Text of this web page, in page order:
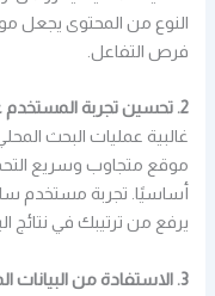
النوع من المحتوى يجعل
فرص التفاعل.
2. تحسين تجربة المستخدم عبر الأجهزة المحمولة
غالبية عمليات البحث
موقع متجاوب وسريع
أساسيًا. تجربة مستخدم
يرفع من ترتيبك في نتائج
3. الاستفادة من البيانات المنظمة (Schema Markup)